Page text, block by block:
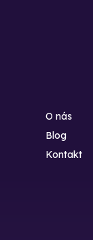
O nás
Blog
Kontakt